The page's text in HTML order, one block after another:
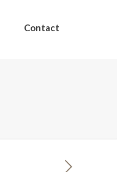
Contact